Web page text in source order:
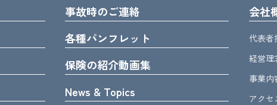
事故時のご連絡
各種パンフレット
保険の紹介動画集
News & Topics
会社
代表者
経営理
事業内
アクセ